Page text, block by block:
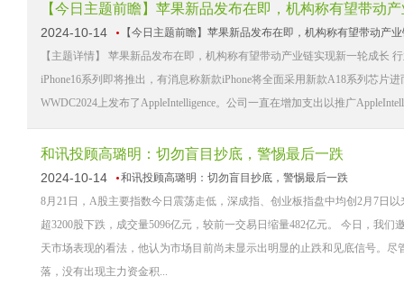
【今日主题前瞻】苹果新品发布在即，机构称有望带动
2024-10-14
【今日主题前瞻】苹果新品发布在即，机构称有望带动产
【主题详情】 苹果新品发布在即，机构称有望带动产业链实现新一轮成长
iPhone16系列即将推出，有消息称新款iPhone将全面采用新款A18系列芯片
WWDC2024上发布了AppleIntelligence。公司一直在增加支出以推广
和讯投顾高璐明：切勿盲目抄底，警惕最后一跌
2024-10-14
和讯投顾高璐明：切勿盲目抄底，警惕最后一跌
8月21日，A股主要指数今日震荡走低，深成指、创业板指盘中均创2月7日
超3200股下跌，成交量5096亿元，较前一交易日缩量482亿元。 今日，我
天市场表现的看法，他认为市场目前尚未显示出明显的止跌和见底信号。
落，没有出现主力资金积...